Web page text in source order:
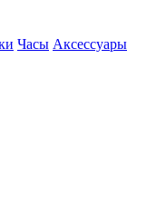
Часы Аксессуары